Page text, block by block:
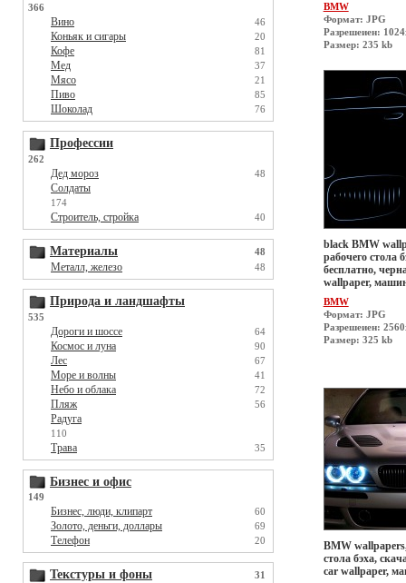
366
Вино 46
Коньяк и сигары 20
Кофе 81
Мед 37
Мясо 21
Пиво 85
Шоколад 76
Профессии
262
Дед мороз 48
Солдаты
174
Строитель, стройка 40
Материалы 48
Металл, железо 48
Природа и ландшафты
535
Дороги и шоссе 64
Космос и луна 90
Лес 67
Море и волны 41
Небо и облака 72
Пляж 56
Радуга
110
Трава 35
Бизнес и офис
149
Бизнес, люди, клипарт 60
Золото, деньги, доллары 69
Телефон 20
Текстуры и фоны 31
BMW
Формат: JPG
Разрешеиен:
Размер: 235 kb
black BMW
рабочего стола
бесплатно,
wallpaper,
BMW
Формат: JPG
Разрешеиен:
Размер: 325 kb
BMW
стола бэха,
car wallpaper,